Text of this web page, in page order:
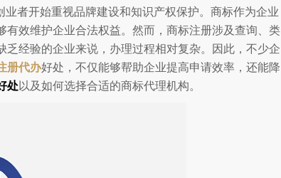
者开始重视品牌建设和知识产权保护。商标作为企业
效维护企业合法权益。然而，商标注册涉及查询、类
经验的企业来说，办理过程相对复杂。因此，不少企
册代办好处，不仅能够帮助企业提高申请效率，还能降
处以及如何选择合适的商标代理机构。